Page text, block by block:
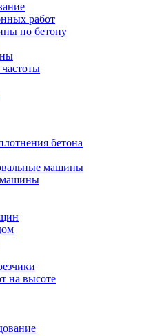
работ
по бетону
бетона
машины
машины
на высоте